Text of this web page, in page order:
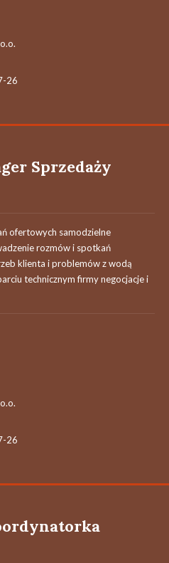
26
Sprzedaży
ofertowych samodzielne
rozmów i spotkań
klienta i problemów z wodą
technicznym firmy negocjacje i
26